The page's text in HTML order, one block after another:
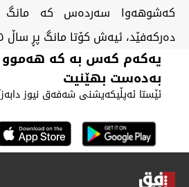
کەشوهەوا سەردەس کە
دەرکەفێد، ئیەش کۆتا مانگ پڕ ساڵ ٢٠٢٥ بوود.
یەکەم کەس بە کە هەموو
بەدەست بهێنیت
ئێستا ئەپڵیکەیشنی شەفەق نیوز